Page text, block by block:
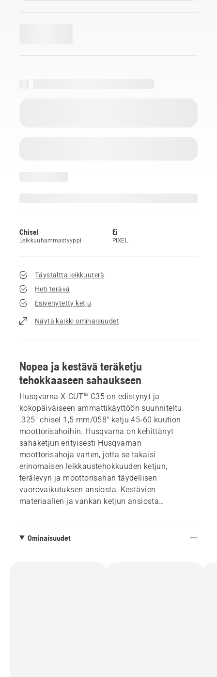
Chisel
Leikkuuhammastyyppi
Ei
PIXEL
Täystaltta leikkuuterä
Heti terävä
Esivenytetty ketju
Näytä kaikki ominaisuudet
Nopea ja kestävä teräketju
tehokkaaseen sahaukseen
Husqvarna X-CUT™ C35 on edistynyt ja
kokopäiväiseen ammattikäyttöön suunniteltu
.325" chisel 1,5 mm/058" ketju 45-60 kuution
moottorisahoihin. Husqvarna on kehittänyt
sahaketjun erityisesti Husqvarnan
moottorisahoja varten, jotta se takaisi
erinomaisen leikkaustehokkuuden ketjun,
terälevyn ja moottorisahan täydellisen
vuorovaikutuksen ansiosta. Kestävien
materiaalien ja vankan ketjun ansiosta
edistävät parhaita mahdollisia tuloksia ja
Ominaisuudet